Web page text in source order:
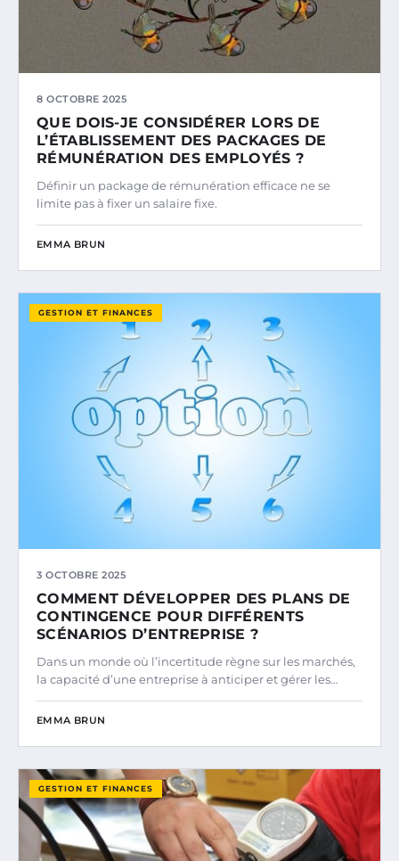
8 OCTOBRE 2025
QUE DOIS-JE CONSIDÉRER LORS DE
L’ÉTABLISSEMENT DES PACKAGES DE
RÉMUNÉRATION DES EMPLOYÉS ?
Définir un package de rémunération efficace ne se
limite pas à fixer un salaire fixe.
EMMA BRUN
GESTION ET FINANCES
3 OCTOBRE 2025
COMMENT DÉVELOPPER DES PLANS DE
CONTINGENCE POUR DIFFÉRENTS
SCÉNARIOS D’ENTREPRISE ?
Dans un monde où l’incertitude règne sur les marchés,
la capacité d’une entreprise à anticiper et gérer les…
EMMA BRUN
GESTION ET FINANCES